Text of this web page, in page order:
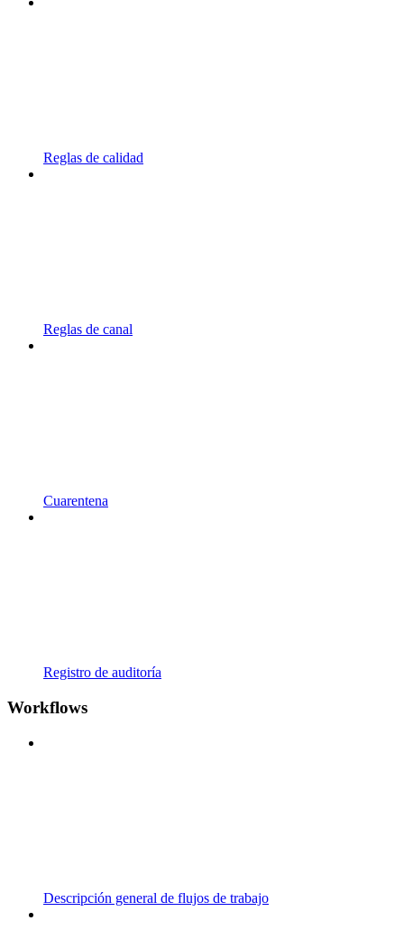
Reglas de calidad
Reglas de canal
Cuarentena
Registro de auditoría
Workflows
Descripción general de flujos de trabajo